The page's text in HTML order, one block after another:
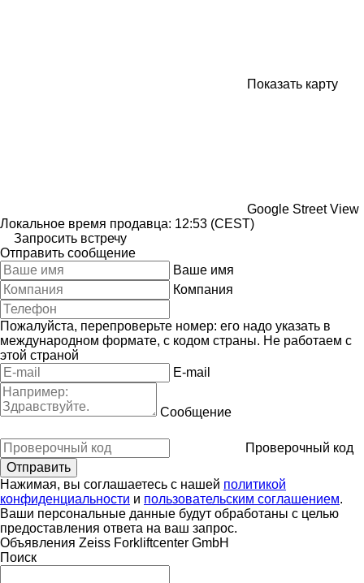
Показать карту
Google Street View
Локальное время продавца: 12:53 (CEST)
Запросить встречу
Отправить сообщение
Ваше имя
Компания
Пожалуйста, перепроверьте номер: его надо указать в
международном формате, с кодом страны. Не работаем с
этой страной
E-mail
Сообщение
Проверочный код
Нажимая, вы соглашаетесь с нашей политикой
конфиденциальности и пользовательским соглашением.
Ваши персональные данные будут обработаны с целью
предоставления ответа на ваш запрос.
Объявления Zeiss Forkliftcenter GmbH
Поиск